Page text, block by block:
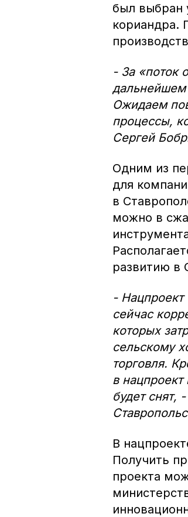
был выбран
кориандра.
- За «поток
дальнейшем
Ожидаем
процессы,
Сергей
Одним из
для
в
можно в
развитию в
- Нацпроект
сейчас
которых
сельскому
торговля.
в
будет снят,
В
Получить
проекта